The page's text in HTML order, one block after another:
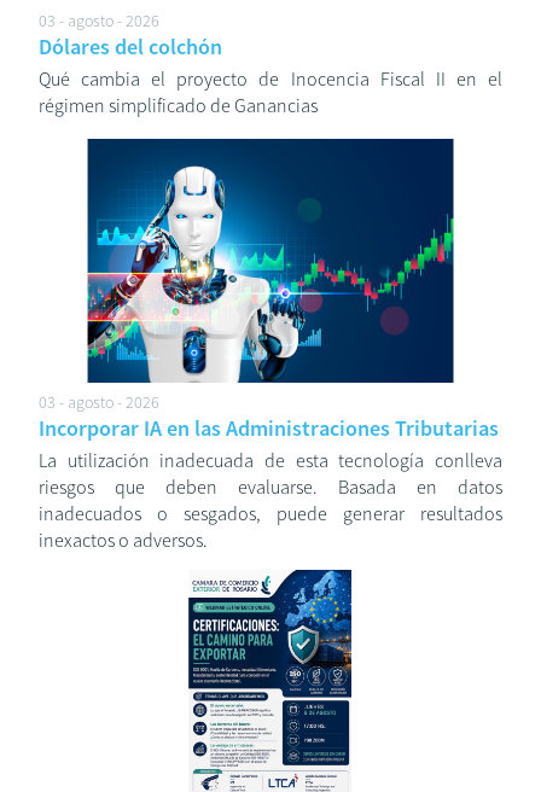
03 - agosto - 2026
Dólares del colchón
Qué cambia el proyecto de Inocencia Fiscal II en el
régimen simplificado de Ganancias
03 - agosto - 2026
Incorporar IA en las Administraciones Tributarias
La utilización inadecuada de esta tecnología conlleva
riesgos que deben evaluarse. Basada en datos
inadecuados o sesgados, puede generar resultados
inexactos o adversos.